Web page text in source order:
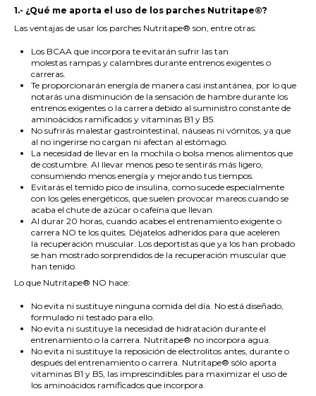
1.- ¿Qué me aporta el uso de los parches Nutritape®?
Las ventajas de usar los parches Nutritape® son, entre otras:
Los BCAA que incorpora te evitarán sufrir las tan
molestas rampas y calambres durante entrenos exigentes o
carreras.
Te proporcionarán energía de manera casi instantánea, por lo que
notarás una disminución de la sensación de hambre durante los
entrenos exigentes o la carrera debido al suministro constante de
aminoácidos ramificados y vitaminas B1 y B5.
No sufrirás malestar gastrointestinal, náuseas ni vómitos , ya que
al no ingerirse no cargan ni afectan al estómago.
La necesidad de llevar en la mochila o bolsa menos alimentos que
de costumbre. Al llevar menos peso te sentirás más ligero,
consumiendo menos energía y mejorando tus tiempos.
Evitarás eltemido pico de insulina , como sucede especialmente
con los geles energéticos, que suelen provocar mareos cuando se
acaba el chute de azúcar o cafeína que llevan.
Al durar20 horas , cuando acabes el entrenamiento exigente o
carrera NO te los quites . Déjatelos adheridos para que aceleren
la recuperación muscular . Los deportistas que ya los han probado
se han mostrado sorprendidos de la recuperación muscular que
han tenido.
Lo que Nutritape® NO hace:
No evita ni sustituye ninguna comida del día. No está diseñado,
formulado ni testado para ello.
No evita ni sustituye la necesidad de hidratación durante el
entrenamiento o la carrera. Nutritape® no incorpora agua.
No evita ni sustituye la reposición de electrolitos antes, durante o
después del entrenamiento o carrera. Nutritape® sólo aporta
vitaminas B1 y B5, las imprescindibles para maximizar el uso de
los aminoácidos ramificados que incorpora.